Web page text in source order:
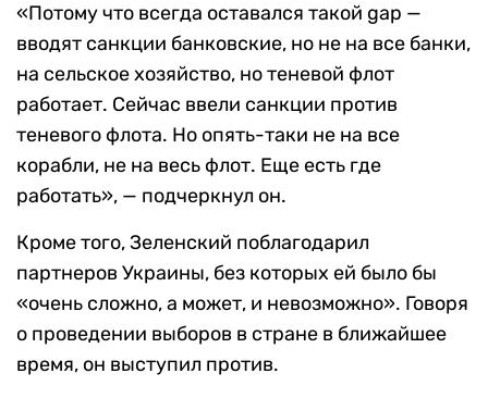
«Потому что всегда оставался такой gap —
вводят санкции банковские, но не на все банки,
на сельское хозяйство, но теневой флот
работает. Сейчас ввели санкции против
теневого флота. Но опять-таки не на все
корабли, не на весь флот. Еще есть где
работать», — подчеркнул он.
Кроме того, Зеленский поблагодарил
партнеров Украины, без которых ей было бы
«очень сложно, а может, и невозможно». Говоря
о проведении выборов в стране в ближайшее
время, он выступил против.